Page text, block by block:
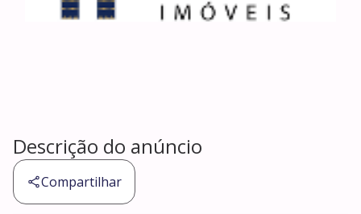
Descrição do anúncio
Compartilhar